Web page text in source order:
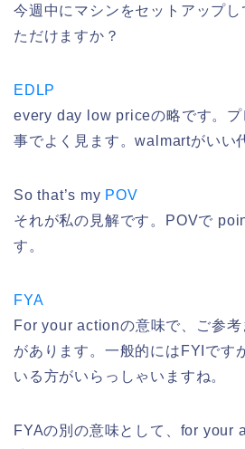
今週中にマシンをセットアップ
ただけますか？
EDLP
every day low priceの略です。プ
事でよく見ます。walmartがいい
So that’s my POV
それが私の見解です。POVで
す。
FYA
For your actionの意味で、ご参
があります。一般的にはFYIです
いる方がいらっしゃいますね。
FYAの別の意味として、for your